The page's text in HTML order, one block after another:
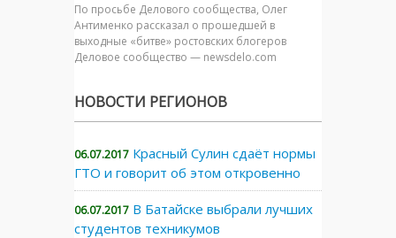
По просьбе Делового сообщества, Олег
Антименко рассказал о прошедшей в
выходные «битве» ростовских блогеров
Деловое сообщество — newsdelo.com
НОВОСТИ РЕГИОНОВ
06.07.2017 Красный Сулин сдаёт нормы
ГТО и говорит об этом откровенно
06.07.2017 В Батайске выбрали лучших
студентов техникумов